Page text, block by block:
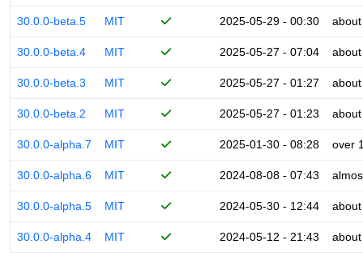
30.0.0-beta.5 MIT 2025-05-29 - 00:30
30.0.0-beta.4 MIT 2025-05-27 - 07:04
30.0.0-beta.3 MIT 2025-05-27 - 01:27
30.0.0-beta.2 MIT 2025-05-27 - 01:23
30.0.0-alpha.7 MIT 2025-01-30 - 08:28 over
30.0.0-alpha.6 MIT 2024-08-08 - 07:43
30.0.0-alpha.5 MIT 2024-05-30 - 12:44
30.0.0-alpha.4 MIT 2024-05-12 - 21:43